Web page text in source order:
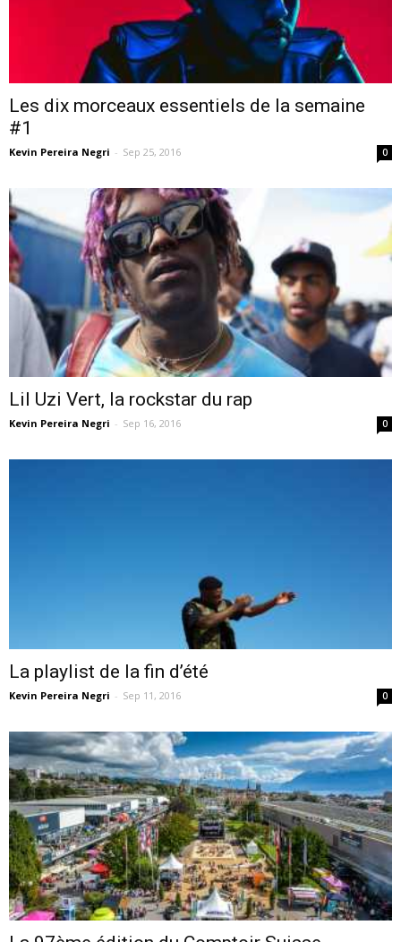
Les dix morceaux essentiels de la semaine
#1
Kevin Pereira Negri - Sep 25, 2016 0
Lil Uzi Vert, la rockstar du rap
Kevin Pereira Negri - Sep 16, 2016 0
La playlist de la fin d’été
Kevin Pereira Negri - Sep 11, 2016 0